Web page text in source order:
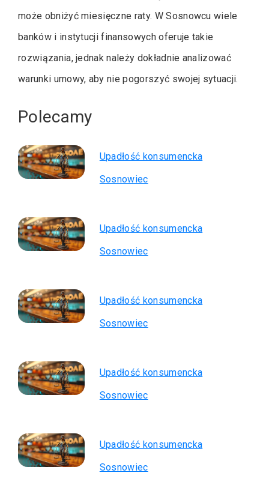
może obniżyć miesięczne raty. W Sosnowcu wiele
banków i instytucji finansowych oferuje takie
rozwiązania, jednak należy dokładnie analizować
warunki umowy, aby nie pogorszyć swojej sytuacji.
Polecamy
Upadłość konsumencka
Sosnowiec
Upadłość konsumencka
Sosnowiec
Upadłość konsumencka
Sosnowiec
Upadłość konsumencka
Sosnowiec
Upadłość konsumencka
Sosnowiec